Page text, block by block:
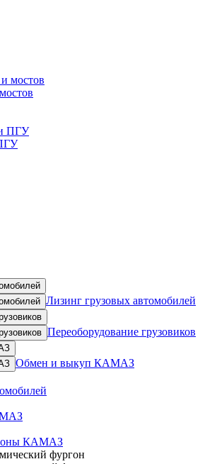
Лизинг грузовых автомобилей
Переоборудование грузовиков
Обмен и выкуп КАМАЗ
КАМАЗ
фургон